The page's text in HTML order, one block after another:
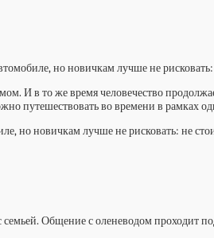
но новичкам лучше не рисковать:
И в то же время человечество
путешествовать во времени в рамках
но новичкам лучше не рисковать: не
Общение с оленеводом проходит